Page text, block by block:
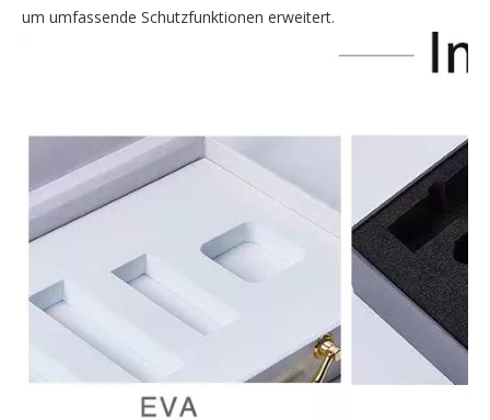
um umfassende Schutzfunktionen erweitert.